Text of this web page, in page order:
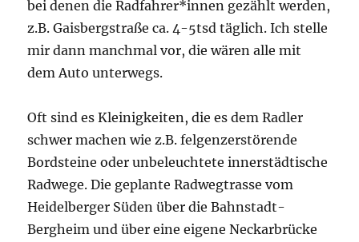
bei denen die Radfahrer*innen gezählt werden,
z.B. Gaisbergstraße ca. 4-5tsd täglich. Ich stelle
mir dann manchmal vor, die wären alle mit
dem Auto unterwegs.
Oft sind es Kleinigkeiten, die es dem Radler
schwer machen wie z.B. felgenzerstörende
Bordsteine oder unbeleuchtete innerstädtische
Radwege. Die geplante Radwegtrasse vom
Heidelberger Süden über die Bahnstadt-
Bergheim und über eine eigene Neckarbrücke